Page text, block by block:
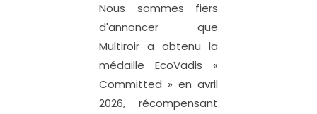
Nous sommes fiers
d'annoncer que
Multiroir a obtenu la
médaille EcoVadis «
Committed » en avril
2026, récompensant